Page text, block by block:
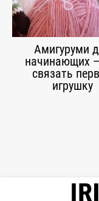
Амигуруми
начинающих
связать
игрушку